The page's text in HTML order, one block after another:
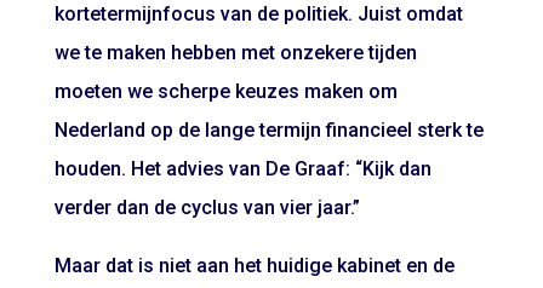
kortetermijnfocus van de politiek. Juist omdat
we te maken hebben met onzekere tijden
moeten we scherpe keuzes maken om
Nederland op de lange termijn financieel sterk te
houden. Het advies van De Graaf: “Kijk dan
verder dan de cyclus van vier jaar.”
Maar dat is niet aan het huidige kabinet en de